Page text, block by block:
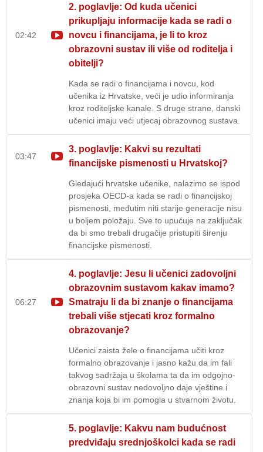
02:42
2. poglavlje: Od kuda učenici
prikupljaju informacije kada se radi o
novcu i financijama, je li to kroz
obrazovni sustav ili više od roditelja i
obitelji?
Kada se radi o financijama i novcu, kod
učenika iz Hrvatske, veći je udio informiranja
kroz roditeljske kanale. S druge strane, danski
učenici imaju veći utjecaj obrazovnog sustava.
03:47
3. poglavlje: Kakvi su rezultati
financijske pismenosti u Hrvatskoj?
Gledajući hrvatske učenike, nalazimo se ispod
prosjeka OECD-a kada se radi o financijskoj
pismenosti, međutim niti starije generacije nisu
u boljem položaju. Sve to upućuje na zaključak
da bi smo trebali drugačije pristupiti širenju
financijske pismenosti.
06:27
4. poglavlje: Jesu li učenici zadovoljni
obrazovnim sustavom kakav imamo?
Smatraju li da bi znanje o financijama
trebali više stjecati kroz formalno
obrazovanje?
Učenici zaista žele o financijama učiti kroz
formalno obrazovanje i jasno kažu da im fali
takvog sadržaja u školama ta da im odgojno-
obrazovni sustav nedovoljno daje vještine i
znanja koja bi im pomogla u stvarnom životu.
5. poglavlje: Kakvu nam budućnost
predviđaju srednjoškolci kada se radi